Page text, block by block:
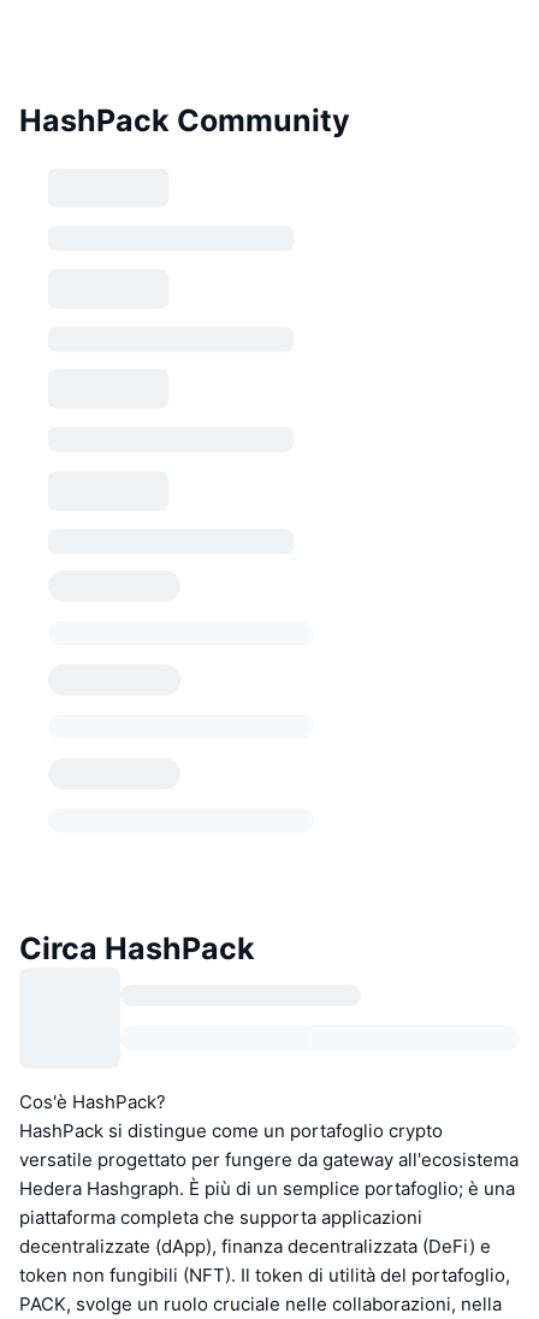
HashPack Community
Circa HashPack
Cos'è HashPack?
HashPack si distingue come un portafoglio crypto
versatile progettato per fungere da gateway all'ecosistema
Hedera Hashgraph. È più di un semplice portafoglio; è una
piattaforma completa che supporta applicazioni
decentralizzate (dApp), finanza decentralizzata (DeFi) e
token non fungibili (NFT). Il token di utilità del portafoglio,
PACK, svolge un ruolo cruciale nelle collaborazioni, nella